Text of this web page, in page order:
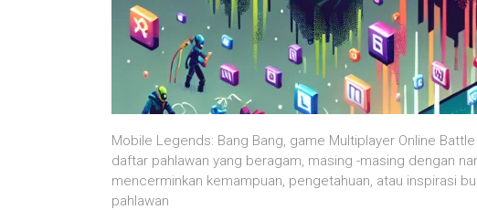
Mobile Legends: Bang Bang, game Multiplayer Online
daftar pahlawan yang beragam, masing -masing dengan
mencerminkan kemampuan, pengetahuan, atau inspirasi
pahlawan